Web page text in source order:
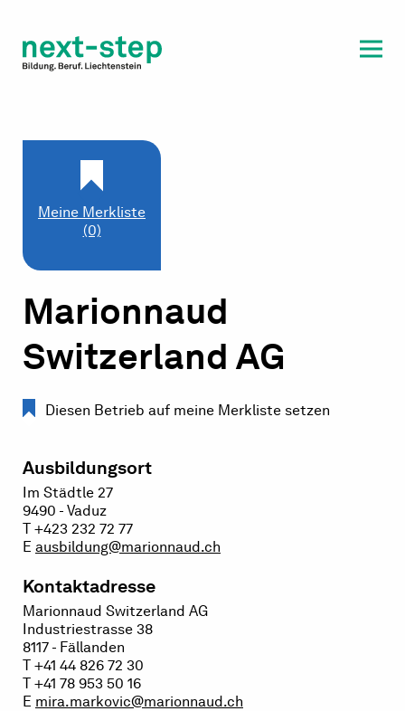
Beratung & Unterstützung
Marionnaud
Switzerland AG
Diesen Betrieb auf meine Merkliste setzen
Ausbildungsort
Im Städtle 27
9490 - Vaduz
T +423 232 72 77
E ausbildung@marionnaud.ch
Kontaktadresse
Marionnaud Switzerland AG
Industriestrasse 38
8117 - Fällanden
T +41 44 826 72 30
T +41 78 953 50 16
E mira.markovic@marionnaud.ch
Meine Merkliste
(0)